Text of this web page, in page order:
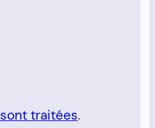
traitées.